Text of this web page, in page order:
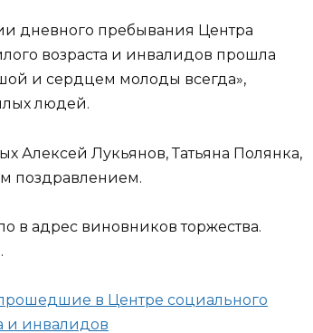
дневного пребывания Центра
возраста и инвалидов прошла
и сердцем молоды всегда»,
людей.
Алексей Лукьянов, Татьяна Полянка,
поздравлением.
в адрес виновников торжества.